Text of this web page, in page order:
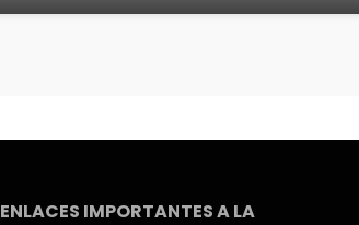
ENLACES IMPORTANTES A LA